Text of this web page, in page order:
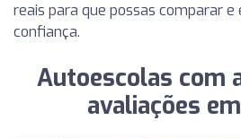
reais para que possas comparar e
confiança.
Autoescolas com
avaliações